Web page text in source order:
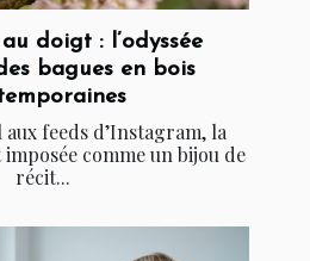
doigt : l’odyssée
bagues en bois
feeds d’Instagram, la
imposée comme un bijou de
récit...